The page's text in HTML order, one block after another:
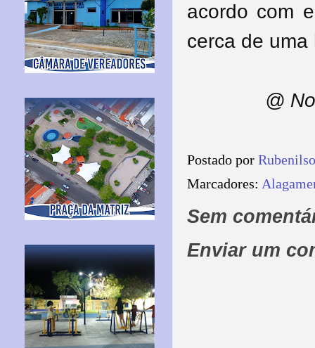
acordo com
cerca de
@
Postado por
Marcadores:
Sem
Enviar um